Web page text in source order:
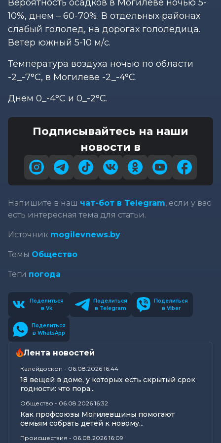
Вероятность осадков в Могилеве ночью 5-
10%, днем – 60-70%. В отдельных районах
слабый гололед, на дорогах гололедица.
Ветер южный 5-10 м/с.
Температура воздуха ночью по области
-2_-7°С, в Могилеве -2_-4°С.
Днем 0_-4°С и 0_-2°С.
Подписывайтесь на наши
новости в
Напишите в наш чат-бот в Telegram, если у вас
есть интересная тема для статьи.
Источник mogilevnews.by
Темы Общество
Теги погода
Поделиться
в Vk
Поделиться
в Telegram
Поделиться
в Viber
Поделиться
в WhatsApp
Лента новостей
Калейдоскоп - 06.08.2026 16:44
18 вещей в доме, у которых есть скрытый срок
годности: что пора...
Общество - 06.08.2026 16:32
Как профсоюзы Могилевщины помогают
семьям собрать детей к новому...
Происшествия - 06.08.2026 16:09